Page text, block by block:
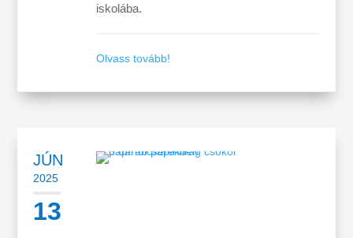
iskolába.
Olvass tovább!
JÚN
2025
13